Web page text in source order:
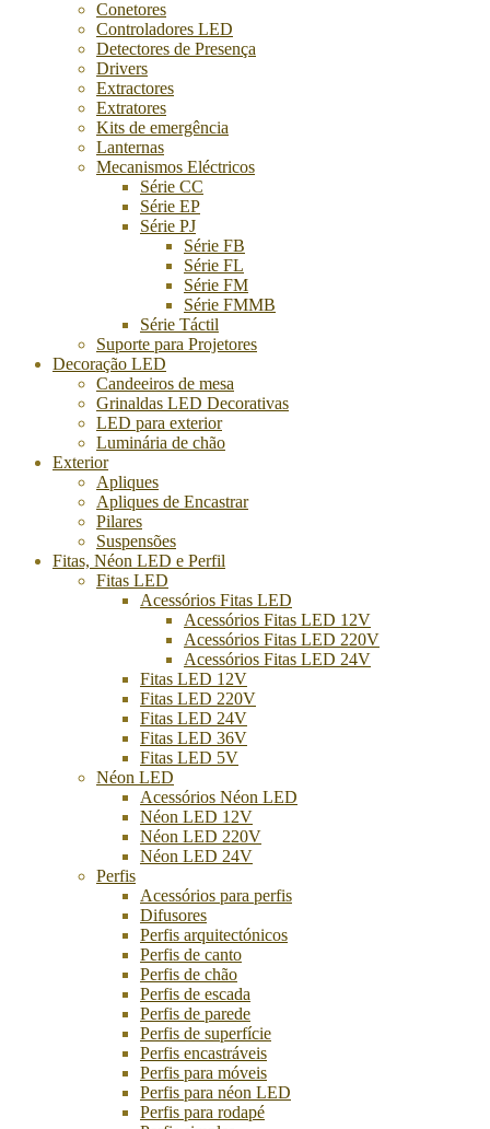
Conetores
Controladores LED
Detectores de Presença
Drivers
Extractores
Extratores
Kits de emergência
Lanternas
Mecanismos Eléctricos
Série CC
Série EP
Série PJ
Série FB
Série FL
Série FM
Série FMMB
Série Táctil
Suporte para Projetores
Decoração LED
Candeeiros de mesa
Grinaldas LED Decorativas
LED para exterior
Luminária de chão
Exterior
Apliques
Apliques de Encastrar
Pilares
Suspensões
Fitas, Néon LED e Perfil
Fitas LED
Acessórios Fitas LED
Acessórios Fitas LED 12V
Acessórios Fitas LED 220V
Acessórios Fitas LED 24V
Fitas LED 12V
Fitas LED 220V
Fitas LED 24V
Fitas LED 36V
Fitas LED 5V
Néon LED
Acessórios Néon LED
Néon LED 12V
Néon LED 220V
Néon LED 24V
Perfis
Acessórios para perfis
Difusores
Perfis arquitectónicos
Perfis de canto
Perfis de chão
Perfis de escada
Perfis de parede
Perfis de superfície
Perfis encastráveis
Perfis para móveis
Perfis para néon LED
Perfis para rodapé